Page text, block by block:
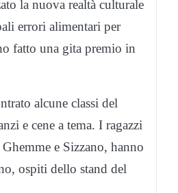
la nuova realtà culturale
errori alimentari per
fatto una gita premio in
alcune classi del
e cene a tema. I ragazzi
e Sizzano, hanno
ospiti dello stand del